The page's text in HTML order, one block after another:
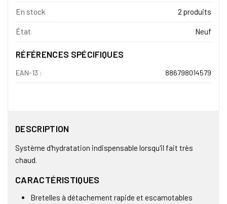
En stock 2 produits
État Neuf
RÉFÉRENCES SPÉCIFIQUES
EAN-13 : 886798014579
DESCRIPTION
Système d'hydratation indispensable lorsqu'il fait très
chaud.
CARACTÉRISTIQUES
Bretelles à détachement rapide et escamotables